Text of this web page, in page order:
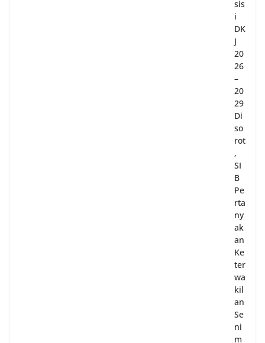
sis
i
DK
J
20
26
–
20
29
Di
so
rot
,
SI
B
Pe
rta
ny
ak
an
Ke
ter
wa
kil
an
Se
ni
m